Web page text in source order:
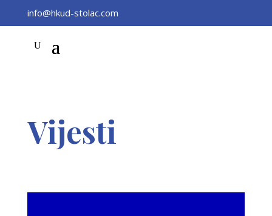
info@hkud-stolac.com
Vijesti